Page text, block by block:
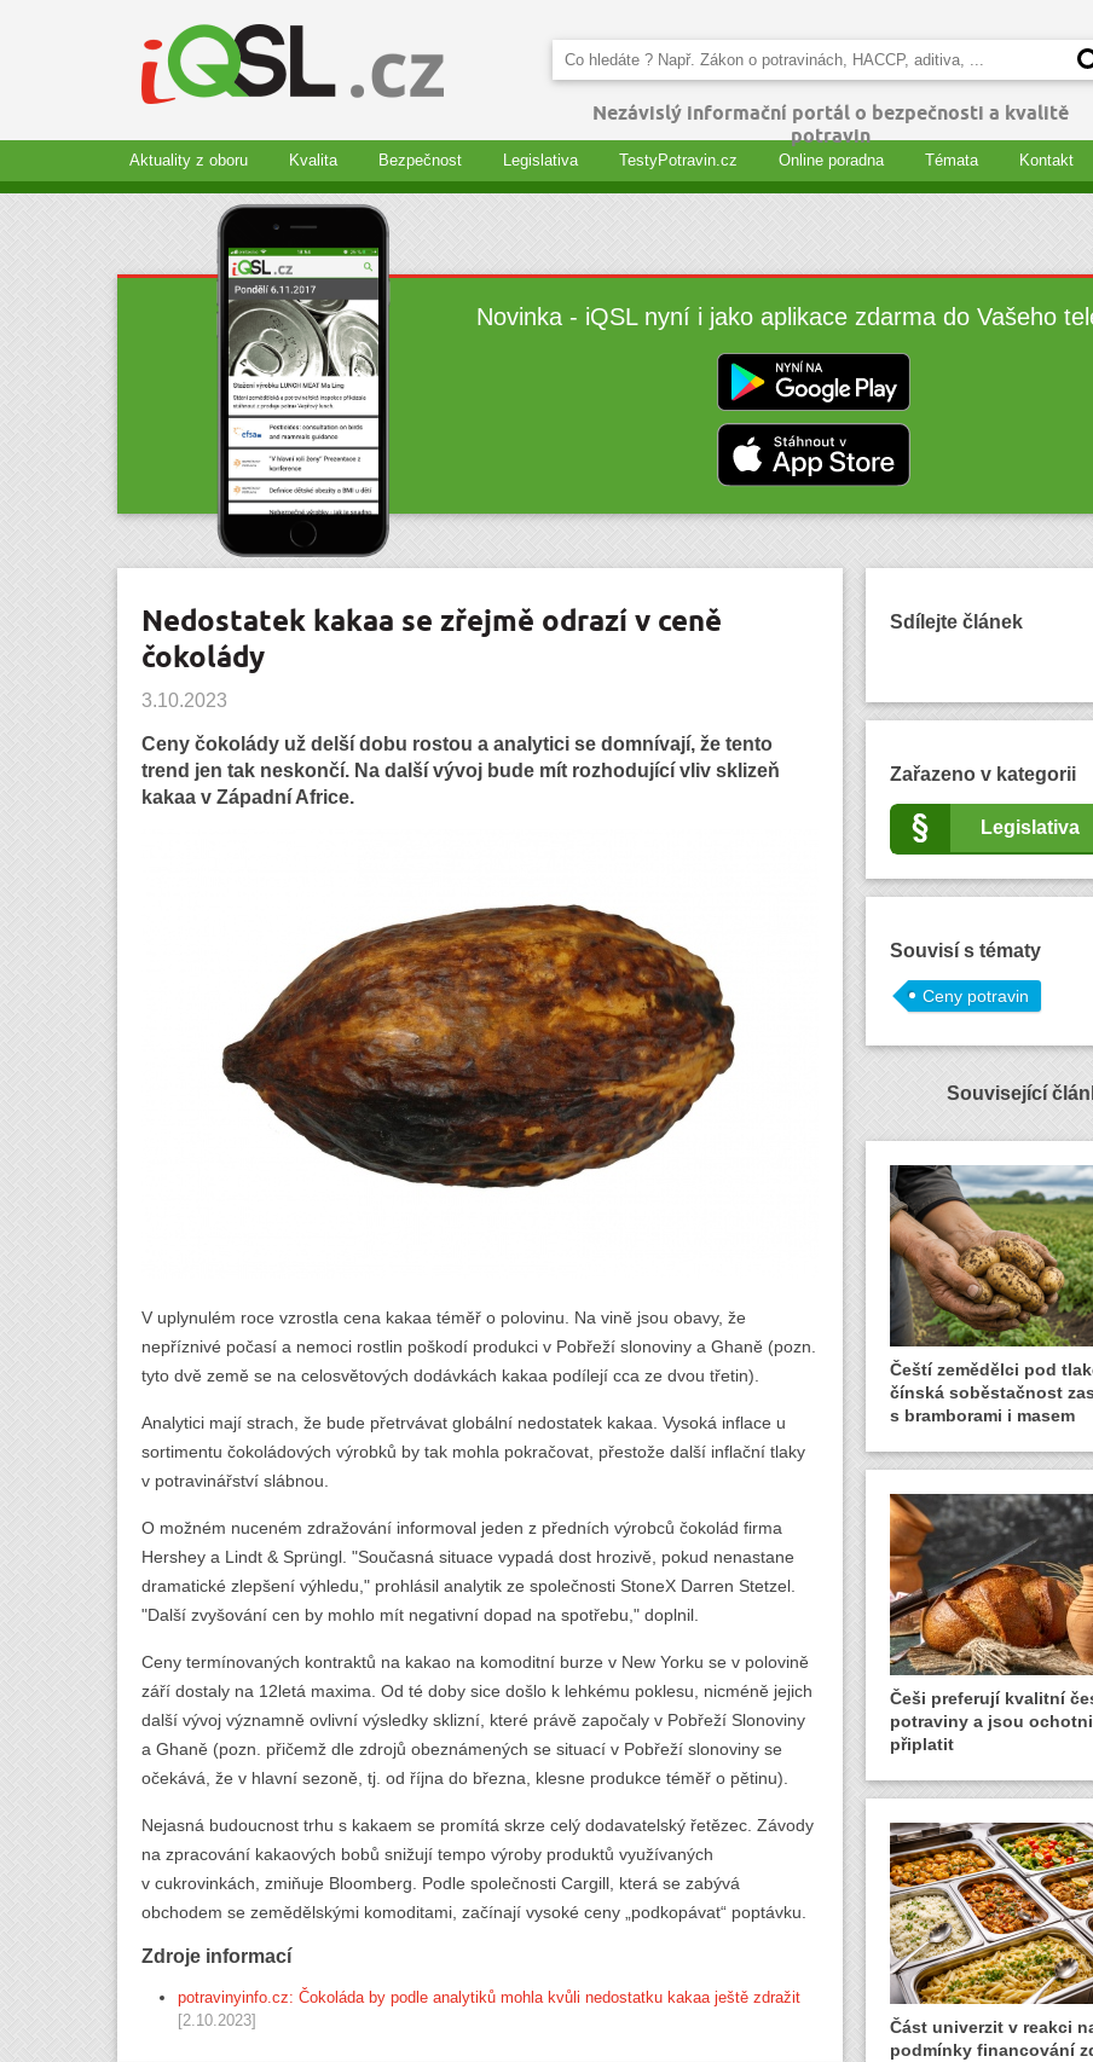
Nezávislý informační portál o bezpečnosti a kvalitě
potravin
Aktuality z oboru Kvalita Bezpečnost Legislativa TestyPotravin.cz Online poradna Témata Kontakt
Novinka - iQSL nyní i jako aplikace zdarma do Vašeho
Nedostatek kakaa se zřejmě odrazí v ceně
čokolády
3.10.2023
Ceny čokolády už delší dobu rostou a analytici se domnívají, že tento
trend jen tak neskončí. Na další vývoj bude mít rozhodující vliv sklizeň
kakaa v Západní Africe.
V uplynulém roce vzrostla cena kakaa téměř o polovinu. Na vině jsou obavy, že
nepříznivé počasí a nemoci rostlin poškodí produkci v Pobřeží slonoviny a Ghaně (pozn.
tyto dvě země se na celosvětových dodávkách kakaa podílejí cca ze dvou třetin).
Analytici mají strach, že bude přetrvávat globální nedostatek kakaa. Vysoká inflace u
sortimentu čokoládových výrobků by tak mohla pokračovat, přestože další inflační tlaky
v potravinářství slábnou.
O možném nuceném zdražování informoval jeden z předních výrobců čokolád firma
Hershey a Lindt & Sprüngl. "Současná situace vypadá dost hrozivě, pokud nenastane
dramatické zlepšení výhledu," prohlásil analytik ze společnosti StoneX Darren Stetzel.
"Další zvyšování cen by mohlo mít negativní dopad na spotřebu," doplnil.
Ceny termínovaných kontraktů na kakao na komoditní burze v New Yorku se v polovině
září dostaly na 12letá maxima. Od té doby sice došlo k lehkému poklesu, nicméně jejich
další vývoj významně ovlivní výsledky sklizní, které právě započaly v Pobřeží Slonoviny
a Ghaně (pozn. přičemž dle zdrojů obeznámených se situací v Pobřeží slonoviny se
očekává, že v hlavní sezoně, tj. od října do března, klesne produkce téměř o pětinu).
Nejasná budoucnost trhu s kakaem se promítá skrze celý dodavatelský řetězec. Závody
na zpracování kakaových bobů snižují tempo výroby produktů využívaných
v cukrovinkách, zmiňuje Bloomberg. Podle společnosti Cargill, která se zabývá
obchodem se zemědělskými komoditami, začínají vysoké ceny „podkopávat“ poptávku.
Zdroje informací
potravinyinfo.cz: Čokoláda by podle analytiků mohla kvůli nedostatku kakaa ještě zdražit
[2.10.2023]
Sdílejte článek
Zařazeno v kategorii
Legislativa
Souvisí s tématy
Ceny potravin
Související
Čeští zemědělci pod
čínská soběstačnost
s bramborami i masem
Češi preferují kvalitní
potraviny a jsou
připlatit
Část univerzit v reakci
podmínky financování